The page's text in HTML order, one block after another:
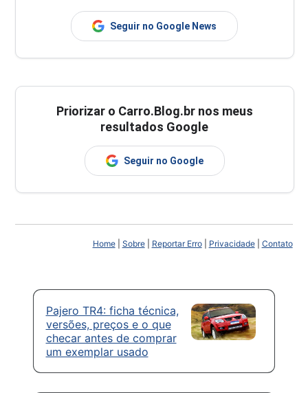
Seguir no Google News
Priorizar o Carro.Blog.br nos meus
resultados Google
Seguir no Google
Home| Sobre| Reportar Erro| Privacidade| Contato
Pajero TR4: ficha técnica,
versões, preços e o que
checar antes de comprar
um exemplar usado